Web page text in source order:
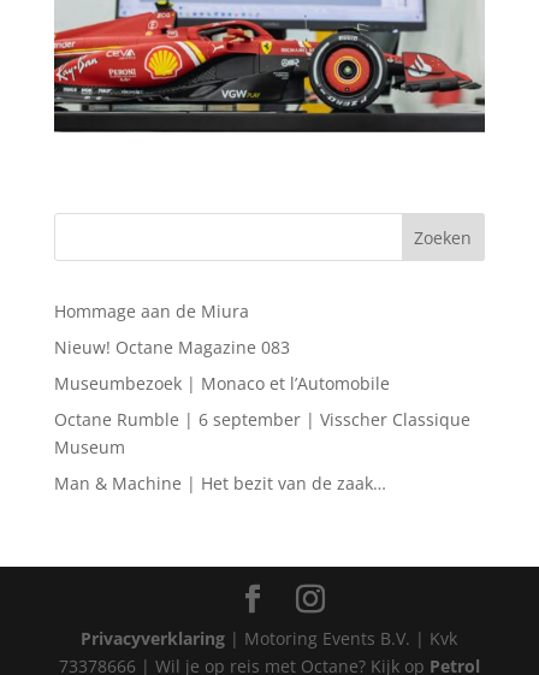
Hommage aan de Miura
Nieuw! Octane Magazine 083
Museumbezoek | Monaco et l’Automobile
Octane Rumble | 6 september | Visscher Classique
Museum
Man & Machine | Het bezit van de zaak…
Privacyverklaring | Motoring Events B.V. | Kvk
73378666 | Wil je op reis met Octane? Kijk op Petrol